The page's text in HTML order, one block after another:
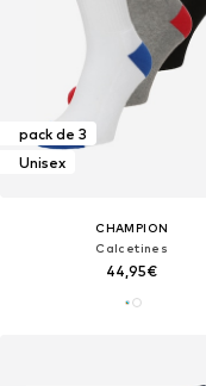
pack de 3
Unisex
CHAMPION
Calcetines
44,95€